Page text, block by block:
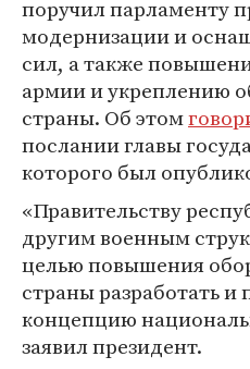
поручил парламенту
модернизации и
сил, а также
армии и укреплению
страны. Об этом
послании главы
которого был
«Правительству
другим военным
целью повышения
страны разработать и
концепцию
заявил президент.